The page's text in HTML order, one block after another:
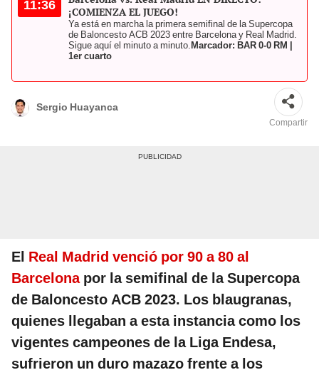
11:36
¡COMIENZA EL JUEGO!
Ya está en marcha la primera semifinal de la Supercopa
de Baloncesto ACB 2023 entre Barcelona y Real Madrid.
Sigue aquí el minuto a minuto. Marcador: BAR 0-0 RM |
1er cuarto
Sergio Huayanca
Compartir
El Real Madrid venció por 90 a 80 al
Barcelonapor la semifinal de la Supercopa
de Baloncesto ACB 2023. Los blaugranas,
quienes llegaban a esta instancia como los
vigentes campeones de la Liga Endesa,
sufrieron un duro mazazo frente a los